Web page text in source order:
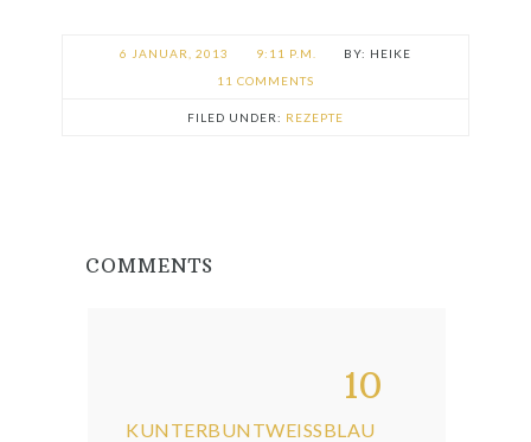
6 JANUAR, 2013 9:11 P.M.
HEIKE
11 COMMENTS
FILED UNDER: REZEPTE
COMMENTS
10
KUNTERBUNTWEISSBLAU